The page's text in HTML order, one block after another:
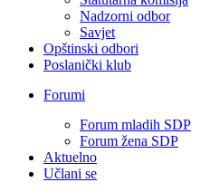
Nadzorni odbor
Savjet
Opštinski odbori
Poslanički klub
Forumi
Forum mladih SDP
Forum žena SDP
Aktuelno
Učlani se